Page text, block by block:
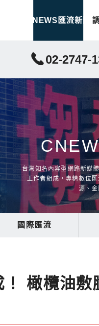
CNEWS匯流新聞
02-2747-
台灣知名內容型網路新媒
工作者組成，專精數位
源、
國際匯流
橄欖油